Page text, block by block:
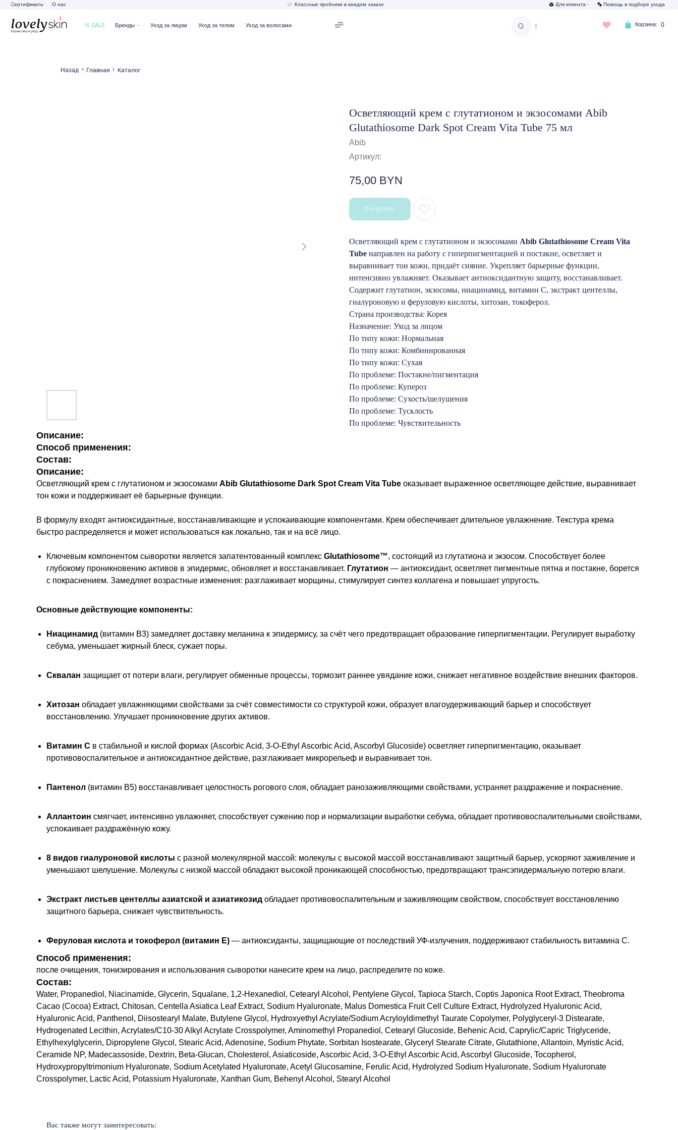
Сертификаты О нас Классные пробники в каждом заказе Помощь в подборе ухода
% SALE Бренды Уход за лицом Уход за телом Уход за волосами
Назад › Главная › Каталог
Осветляющий крем с глутатионом и экзосомами Abib
Glutathiosome Dark Spot Cream Vita Tube 75 мл
Abib
Артикул:
75,00 BYN
В корзину
Осветляющий крем с глутатионом и экзосомами Abib Glutathiosome Cream Vita
Tube направлен на работу с гиперпигментацией и постакне, осветляет и
выравнивает тон кожи, придаёт сияние. Укрепляет барьерные функции,
интенсивно увлажняет. Оказывает антиоксидантную защиту, восстанавливает.
Содержит глутатион, экзосомы, ниацинамид, витамин С, экстракт центеллы,
гиалуроновую и феруловую кислоты, хитозан, токоферол.
Страна производства: Корея
Назначение: Уход за лицом
По типу кожи: Нормальная
По типу кожи: Комбинированная
По типу кожи: Сухая
По проблеме: Постакне/пигментация
По проблеме: Купероз
По проблеме: Сухость/шелушения
По проблеме: Тусклость
По проблеме: Чувствительность
Описание:
Способ применения:
Состав:
Описание:
Осветляющий крем с глутатионом и экзосомами Abib Glutathiosome Dark Spot Cream Vita Tube оказывает выраженное осветляющее действие, выравнивает
тон кожи и поддерживает её барьерные функции.
В формулу входят антиоксидантные, восстанавливающие и успокаивающие компонентами. Крем обеспечивает длительное увлажнение. Текстура крема
быстро распределяется и может использоваться как локально, так и на всё лицо.
Ключевым компонентом сыворотки является запатентованный комплекс Glutathiosome™, состоящий из глутатиона и экзосом. Способствует более
глубокому проникновению активов в эпидермис, обновляет и восстанавливает. Глутатион — антиоксидант, осветляет пигментные пятна и постакне, борется
с покраснением. Замедляет возрастные изменения: разглаживает морщины, стимулирует синтез коллагена и повышает упругость.
Основные действующие компоненты:
Ниацинамид (витамин B3) замедляет доставку меланина к эпидермису, за счёт чего предотвращает образование гиперпигментации. Регулирует выработку
себума, уменьшает жирный блеск, сужает поры.
Сквалан защищает от потери влаги, регулирует обменные процессы, тормозит раннее увядание кожи, снижает негативное воздействие внешних факторов.
Хитозан обладает увлажняющими свойствами за счёт совместимости со структурой кожи, образует влагоудерживающий барьер и способствует
восстановлению. Улучшает проникновение других активов.
Витамин C в стабильной и кислой формах (Ascorbic Acid, 3-O-Ethyl Ascorbic Acid, Ascorbyl Glucoside) осветляет гиперпигментацию, оказывает
противовоспалительное и антиоксидантное действие, разглаживает микрорельеф и выравнивает тон.
Пантенол (витамин B5) восстанавливает целостность рогового слоя, обладает ранозаживляющими свойствами, устраняет раздражение и покраснение.
Аллантоин смягчает, интенсивно увлажняет, способствует сужению пор и нормализации выработки себума, обладает противовоспалительными свойствами,
успокаивает раздражённую кожу.
8 видов гиалуроновой кислоты с разной молекулярной массой: молекулы с высокой массой восстанавливают защитный барьер, ускоряют заживление и
уменьшают шелушение. Молекулы с низкой массой обладают высокой проникающей способностью, предотвращают трансэпидермальную потерю влаги.
Экстракт листьев центеллы азиатской и азиатикозид обладает противовоспалительным и заживляющим свойством, способствует восстановлению
защитного барьера, снижает чувствительность.
Феруловая кислота и токоферол (витамин Е) — антиоксиданты, защищающие от последствий УФ-излучения, поддерживают стабильность витамина С.
Способ применения:
после очищения, тонизирования и использования сыворотки нанесите крем на лицо, распределите по коже.
Состав:
Water, Propanediol, Niacinamide, Glycerin, Squalane, 1,2-Hexanediol, Cetearyl Alcohol, Pentylene Glycol, Tapioca Starch, Coptis Japonica Root Extract, Theobroma
Cacao (Cocoa) Extract, Chitosan, Centella Asiatica Leaf Extract, Sodium Hyaluronate, Malus Domestica Fruit Cell Culture Extract, Hydrolyzed Hyaluronic Acid,
Hyaluronic Acid, Panthenol, Diisostearyl Malate, Butylene Glycol, Hydroxyethyl Acrylate/Sodium Acryloyldimethyl Taurate Copolymer, Polyglyceryl-3 Distearate,
Hydrogenated Lecithin, Acrylates/C10-30 Alkyl Acrylate Crosspolymer, Aminomethyl Propanediol, Cetearyl Glucoside, Behenic Acid, Caprylic/Capric Triglyceride,
Ethylhexylglycerin, Dipropylene Glycol, Stearic Acid, Adenosine, Sodium Phytate, Sorbitan Isostearate, Glyceryl Stearate Citrate, Glutathione, Allantoin, Myristic Acid,
Ceramide NP, Madecassoside, Dextrin, Beta-Glucan, Cholesterol, Asiaticoside, Ascorbic Acid, 3-O-Ethyl Ascorbic Acid, Ascorbyl Glucoside, Tocopherol,
Hydroxypropyltrimonium Hyaluronate, Sodium Acetylated Hyaluronate, Acetyl Glucosamine, Ferulic Acid, Hydrolyzed Sodium Hyaluronate, Sodium Hyaluronate
Crosspolymer, Lactic Acid, Potassium Hyaluronate, Xanthan Gum, Behenyl Alcohol, Stearyl Alcohol
Вас также могут заинтересовать: